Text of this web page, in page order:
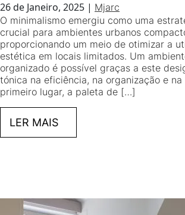
26 de Janeiro, 2025 | Mjarc
O minimalismo emergiu como uma
crucial para ambientes urbanos
proporcionando um meio de otimizar a
estética em locais limitados. Um
organizado é possível graças a este
tónica na eficiência, na organização e
primeiro lugar, a paleta de […]
LER MAIS